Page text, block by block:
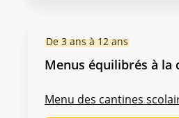
De 3 ans à 12 ans
Menus équilibrés à la
Menu des cantines